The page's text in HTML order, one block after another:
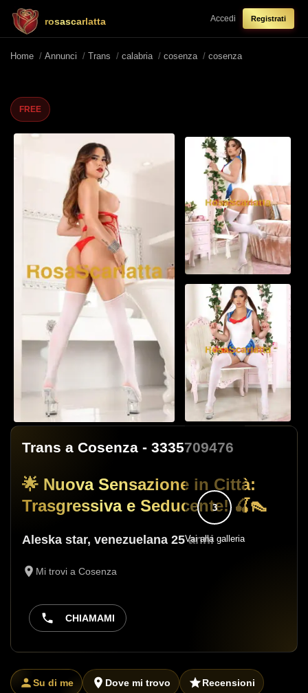
rosascarlatta Accedi Registrati
Home / Annunci / Trans / calabria / cosenza / cosenza
Trans a Cosenza - 3335709476
🌟 Nuova Sensazione in Città:
Trasgressiva e Seducente! 🍒👠
Aleska star, venezuelana 25 anni
Mi trovi a Cosenza
CHIAMAMI
FREE
3
Vai alla galleria
Su di me Dove mi trovo Recensioni